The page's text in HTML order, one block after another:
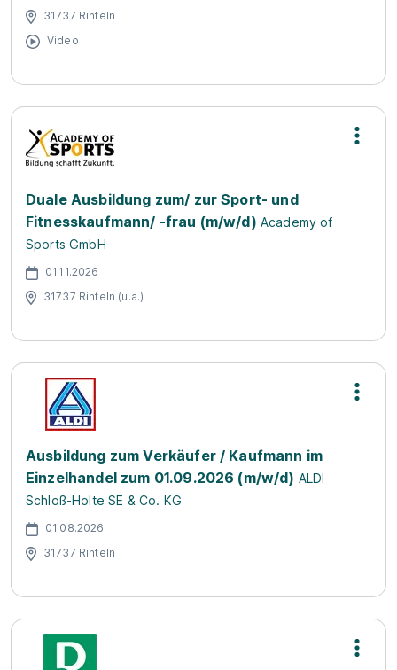
31737 Rinteln
Video
Duale Ausbildung zum/ zur Sport- und
Fitnesskaufmann/ -frau (m/w/d) Academy of
Sports GmbH
01.11.2026
31737 Rinteln (u.a.)
Ausbildung zum Verkäufer / Kaufmann im
Einzelhandel zum 01.09.2026 (m/w/d) ALDI
Schloß-Holte SE & Co. KG
01.08.2026
31737 Rinteln